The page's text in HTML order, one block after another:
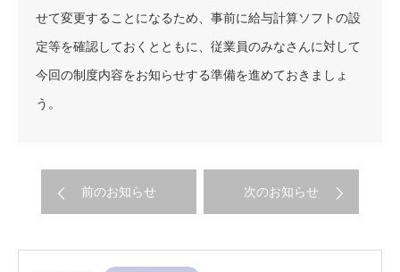
せて変更することになるため、事前に給与計算ソフトの設
定等を確認しておくとともに、従業員のみなさんに対して
今回の制度内容をお知らせする準備を進めておきましょ
う。
前のお知らせ 次のお知らせ